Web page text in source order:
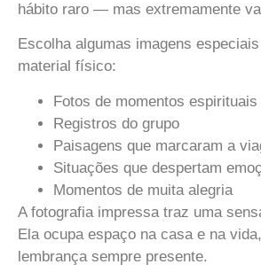
hábito raro — mas extremamente
Escolha algumas imagens
material físico:
Fotos de momentos espirituais
Registros do grupo
Paisagens que marcaram a
Situações que despertam
Momentos de muita alegria
A fotografia impressa traz uma
Ela ocupa espaço na casa e na
lembrança sempre presente.